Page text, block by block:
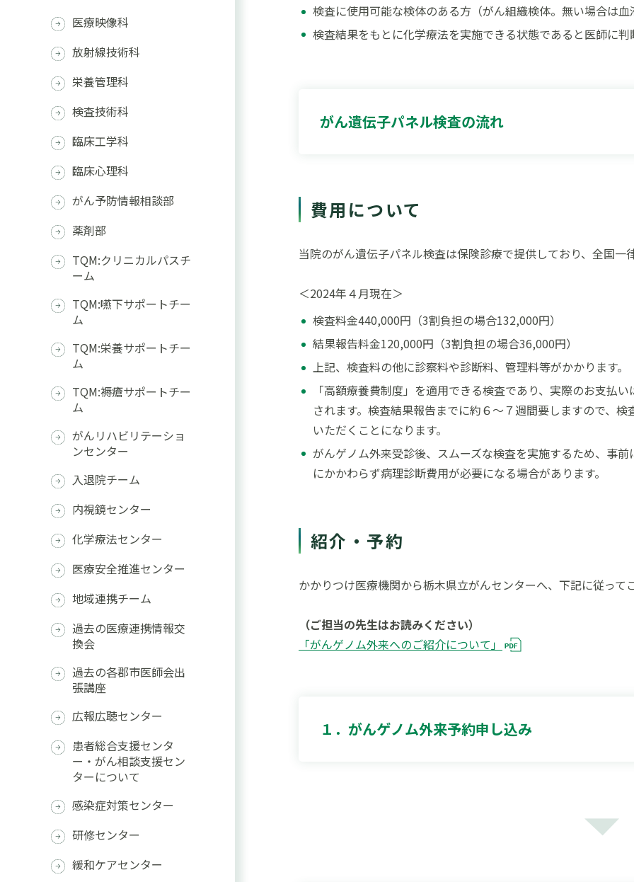
検査に使用可能な検体のある方（がん組織検体。無い場合は血
検査結果をもとに化学療法を実施できる状態であると医師に判
がん遺伝子パネル検査の流れ
費用について
当院のがん遺伝子パネル検査は保険診療で提供しており、全国一
＜2024年４月現在＞
検査料金440,000円（3割負担の場合132,000円）
結果報告料金120,000円（3割負担の場合36,000円）
上記、検査料の他に診察料や診断料、管理料等がかかります。
「高額療養費制度」を適用できる検査であり、実際のお支払
されます。検査結果報告までに約６～７週間要しますので、
いただくことになります。
がんゲノム外来受診後、スムーズな検査を実施するため、事
にかかわらず病理診断費用が必要になる場合があります。
紹介・予約
かかりつけ医療機関から栃木県立がんセンターへ、下記に従って
（ご担当の先生はお読みください）
「がんゲノム外来へのご紹介について」
１．がんゲノム外来予約申し込み
医療映像科
放射線技術科
栄養管理科
検査技術科
臨床工学科
臨床心理科
がん予防情報相談部
薬剤部
TQM:クリニカルパスチ
ーム
TQM:嚥下サポートチー
ム
TQM:栄養サポートチー
ム
TQM:褥瘡サポートチー
ム
がんリハビリテーショ
ンセンター
入退院チーム
内視鏡センター
化学療法センター
医療安全推進センター
地域連携チーム
過去の医療連携情報交
換会
過去の各郡市医師会出
張講座
広報広聴センター
患者総合支援センタ
ー・がん相談支援セン
ターについて
感染症対策センター
研修センター
緩和ケアセンター